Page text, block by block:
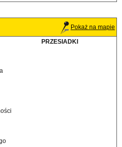
Pokaż na mapie
PRZESIADKI